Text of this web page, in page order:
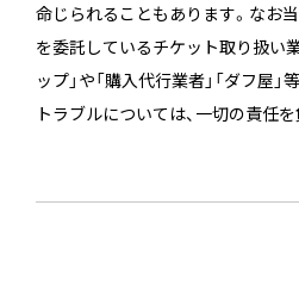
命じられることもあります。なお
を委託しているチケット取り扱い
ップ」や「購入代行業者」「ダフ屋
トラブルについては、一切の責任を